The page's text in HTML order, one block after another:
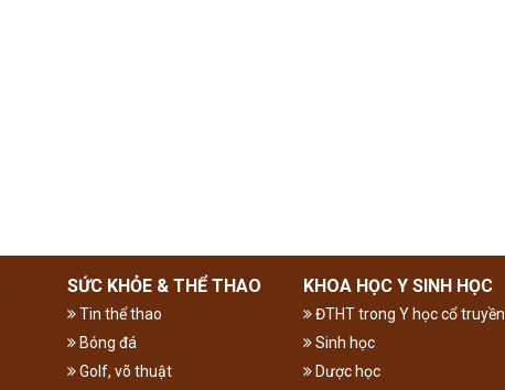
SỨC KHỎE & THỂ THAO
Tin thể thao
Bóng đá
Golf, võ thuật
KHOA HỌC Y SINH HỌC
ĐTHT trong Y học cổ truyền
Sinh học
Dược học